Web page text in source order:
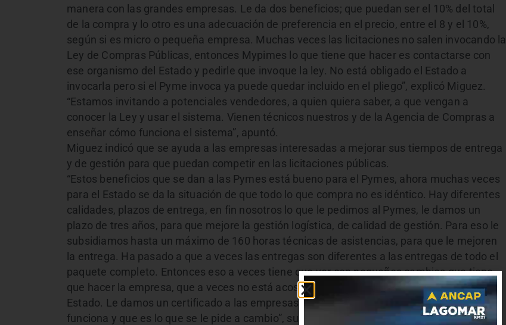
manera con las grandes empresas. Le da dos beneficios; que puedan ser el 10% del total
de la compra y lo otro es una adecuación de preferencia en el precio, entre el 8 y el 10%,
según si es micro o pequeña empresa. Muchas veces las licitaciones no salen invocando la
Ley de Compras Públicas, entonces Mypimes lo que tiene que hacer es contactarse con
ese organismo del Estado y pedirle que invoque la ley. No está obligado el Estado a
invocarla pero si el Pyme invoca ya puede quedar incluido en el pliego”, explicó Miguez.
“Estamos invitando a potenciales vendedores, a quien quiera saber, a que vengan a
conocer la Ley y usar el sistema. Vienen técnicos nuestros y de la Agencia de Compras a
enseñar cómo funciona el sistema”, apuntó.
Miguez indicó que se ayuda a las empresas interesadas a mejorar sus tiempos de entrega
y de gestión para que puedan competir en las licitaciones públicas.
“Estos beneficios que se dan a las Pymes está bueno para el Pymes, ahora muchas veces
para el Estado se da la situación de que todo lo que compra no es idéntico. Hay diferentes
calidades, plazos de entrega, en fin nosotros lo que le pedimos al Pymes, le damos un
plazo de tres años, para que mejore la gestión logística, de calidad de gestión. Para eso le
subsidiamos hasta un máximo de 160 horas técnicas de asistencias, para que le mejoren
la entrega. Ha pasado a que a veces las entregas son diferentes a las entregas de todo el
paquete completo. Entonces eso a veces tiene que ver con pequeños cambios que tiene
que hacer la empresa, que a veces no está acostumbrada a vender en gran cantidad al
Estado. Le damos un certificado a las empresas. Estos talleres es para explicar cómo
funciona y que es lo que se le pide a cambio”, subrayó Miguez.